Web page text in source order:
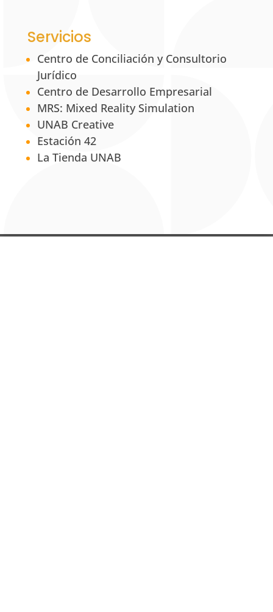
Servicios
Centro de Conciliación y Consultorio
Jurídico
Centro de Desarrollo Empresarial
MRS: Mixed Reality Simulation
UNAB Creative
Estación 42
La Tienda UNAB